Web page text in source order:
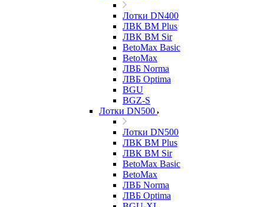
Лотки DN400
ЛВК ВМ Plus
ЛВК ВМ Sir
BetoMax Basic
BetoMax
ЛВБ Norma
ЛВБ Optima
BGU
BGZ-S
Лотки DN500
Лотки DN500
ЛВК ВМ Plus
ЛВК ВМ Sir
BetoMax Basic
BetoMax
ЛВБ Norma
ЛВБ Optima